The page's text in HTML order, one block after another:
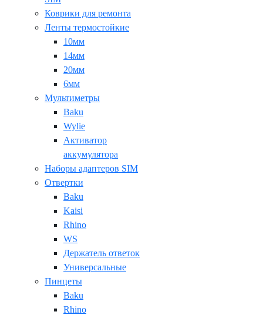
Коврики для ремонта
Ленты термостойкие
10мм
14мм
20мм
6мм
Мультиметры
Baku
Wylie
Активатор
аккумулятора
Наборы адаптеров SIM
Отвертки
Baku
Kaisi
Rhino
WS
Держатель ответок
Универсальные
Пинцеты
Baku
Rhino